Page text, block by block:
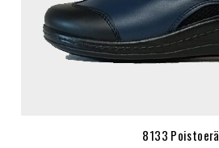
8133 Poistoerä